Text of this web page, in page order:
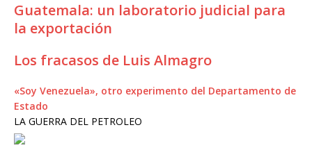
Guatemala: un laboratorio judicial para
la exportación
Los fracasos de Luis Almagro
«Soy Venezuela», otro experimento del Departamento de
Estado
LA GUERRA DEL PETROLEO